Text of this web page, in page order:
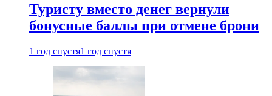
Туристу вместо денег вернули
бонусные баллы при отмене брони
1 год спустя1 год спустя